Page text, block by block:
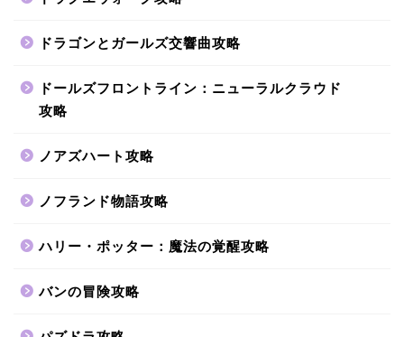
ドラゴンとガールズ交響曲攻略
ドールズフロントライン：ニューラルクラウド
攻略
ノアズハート攻略
ノフランド物語攻略
ハリー・ポッター：魔法の覚醒攻略
バンの冒険攻略